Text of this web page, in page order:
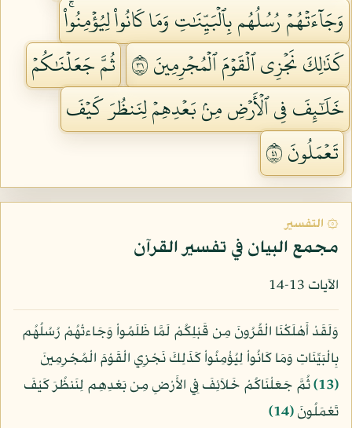
وَجَآءَتۡهُمۡ رُسُلُهُم بِٱلۡبَيِّنَٰتِ وَمَا كَانُواْ لِيُؤۡمِنُواْۚ
كَذَٰلِكَ نَجۡزِي ٱلۡقَوۡمَ ٱلۡمُجۡرِمِينَ ١٣
ثُمَّ جَعَلۡنَٰكُمۡ
خَلَٰٓئِفَ فِي ٱلۡأَرۡضِ مِنۢ بَعۡدِهِمۡ لِنَنظُرَ كَيۡفَ
تَعۡمَلُونَ ١٤
۞ التفسير
مجمع البيان في تفسير القرآن
الآيات 13-14
وَلَقَدْ أَهْلَكْنَا الْقُرُونَ مِن قَبْلِكُمْ لَمَّا ظَلَمُواْ وَجَاءتْهُمْ رُسُلُهُم
بِالْبَيِّنَاتِ وَمَا كَانُواْ لِيُؤْمِنُواْ كَذَلِكَ نَجْزِي الْقَوْمَ الْمُجْرِمِينَ
﴿13﴾
ثُمَّ جَعَلْنَاكُمْ خَلاَئِفَ فِي الأَرْضِ مِن بَعْدِهِم لِنَنظُرَ كَيْفَ
تَعْمَلُونَ﴿14﴾